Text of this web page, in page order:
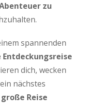
zu
spannenden
dich, wecken
nächstes
Reise